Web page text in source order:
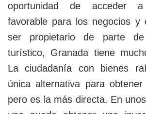
oportunidad de acceder
favorable para los negocios y
ser propietario de parte
turístico, Granada tiene
La ciudadanía con bienes
única alternativa para
pero es la más directa. En